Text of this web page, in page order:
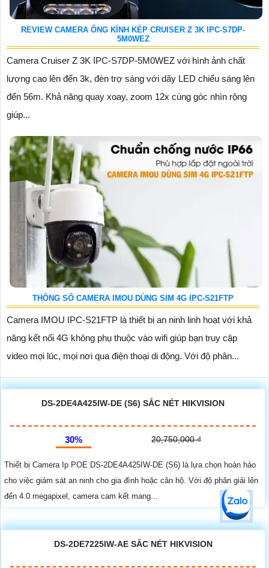
REVIEW CAMERA ỐNG KÍNH KÉP CRUISER Z 3K IPC-S7DP-
5M0WEZ
Camera Cruiser Z 3K IPC-S7DP-5M0WEZ với hình ảnh chất
lượng cao lên đến 3k, đèn trợ sáng với dãy LED chiếu sáng lên
đến 56m. Khả năng quay xoay, zoom 12x cùng góc nhìn rộng
giúp...
THÔNG SỐ CAMERA IMOU DÙNG SIM 4G IPC-S21FTP
Camera IMOU IPC-S21FTP là thiết bị an ninh linh hoạt với khả
năng kết nối 4G không phụ thuộc vào wifi giúp bạn truy cập
video mọi lúc, mọi nơi qua điện thoại di động. Với độ phân...
DS-2DE4A425IW-DE (S6) SẮC NÉT HIKVISION
30% 20,750,000 ₫
Thiết bị Camera Ip POE DS-2DE4A425IW-DE (S6) là lựa chọn hoàn hảo
cho việc giám sát an ninh cho gia đình hoặc căn hộ. Với độ phân giải lên
đến 4.0 megapixel, camera cam kết mang...
DS-2DE7225IW-AE SẮC NÉT HIKVISION